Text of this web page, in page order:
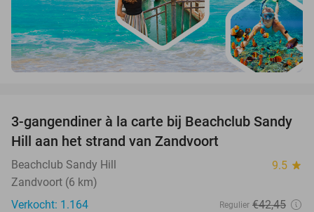
34%
3-gangendiner à la carte bij Beachclub Sandy
Hill aan het strand van Zandvoort
Beachclub Sandy Hill 9.5 star
Zandvoort (6 km)
Verkocht: 1.164
Regulier €42,45